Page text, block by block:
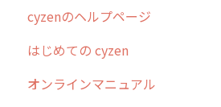
2023年のリリース情報
過去のリリース
2019年までのリリース情報
cyzenのヘルプページ
はじめての cyzen
0. はじめてのcyzenの使い方
オンラインマニュアル